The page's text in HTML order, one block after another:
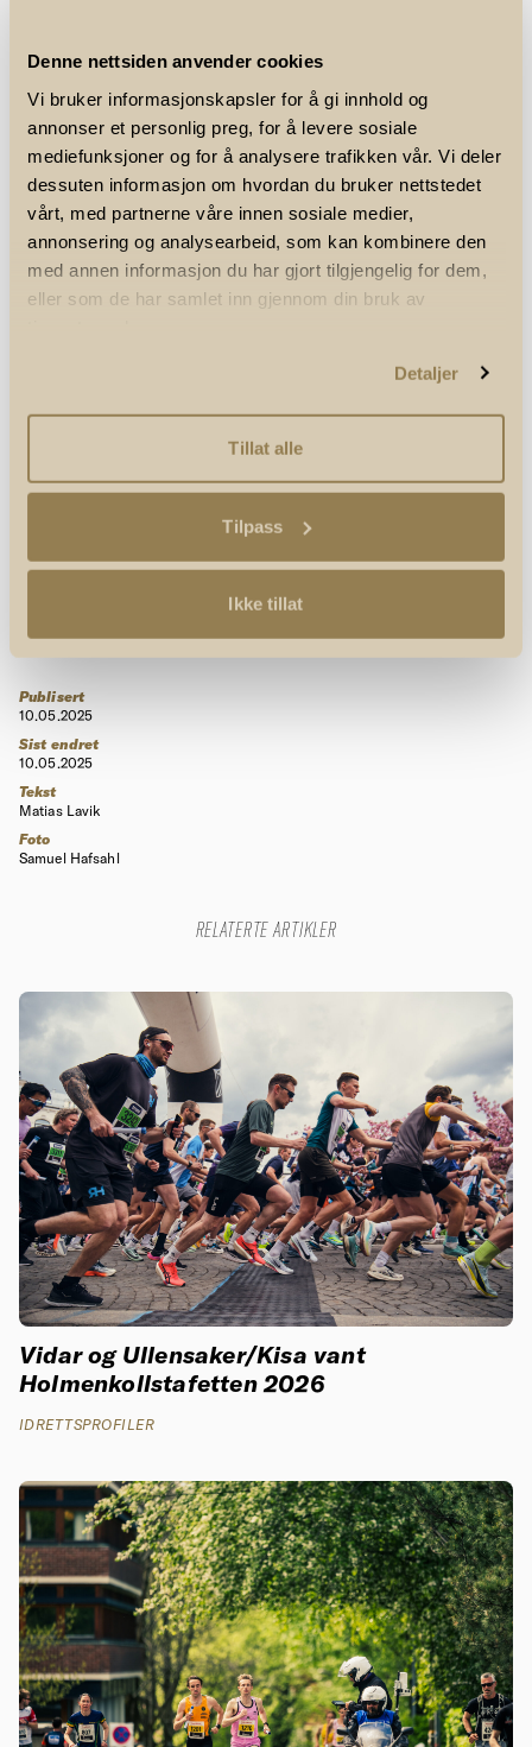
Denne nettsiden anvender cookies
Vi bruker informasjonskapsler for å gi innhold og
annonser et personlig preg, for å levere sosiale
mediefunksjoner og for å analysere trafikken vår. Vi deler
dessuten informasjon om hvordan du bruker nettstedet
vårt, med partnerne våre innen sosiale medier,
annonsering og analysearbeid, som kan kombinere den
med annen informasjon du har gjort tilgjengelig for dem,
eller som de har samlet inn gjennom din bruk av
Detaljer
Tillat alle
Tilpass
Ikke tillat
tangerte Per Svelas etapperekord. Som nevnt kom
Halvorsen løp på 2:39, satte etapperekord og sørget for
åtte sekunders ledelse. Sondre Søgård Lehmann kunne
løpe Ull/Kisa inn til sin tredje seier i stafettens historie
og seg selv inn i historiebøkene med 1:11 og tangering av
etapperekorden på den siste etappen. Resultater.
Publisert
10.05.2025
Sist endret
10.05.2025
Tekst
Matias Lavik
Foto
Samuel Hafsahl
RELATERTE ARTIKLER
Vidar og Ullensaker/Kisa vant
Holmenkollstafetten 2026
IDRETTSPROFILER